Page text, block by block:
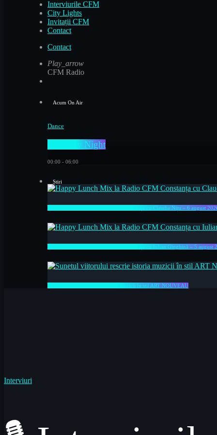
Interviurile CFM
City Lights
Invitații CFM
Contact
Contact
Play_arrow
CFM Radio
Acum On Air
Dance
C FM by Night
00:00 - 06:00
Știri
Happy Lunch Mix la Radio CFM Constanța cu Claudia Nițu – 6 august
Happy Lunch Mix la Radio CFM Constanța cu Iulian Ginghină – 5 august
Sunetul viitorului rescrie istoria muzicii în stil ART NOUVEAU
Interviuri